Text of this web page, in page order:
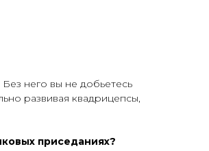
него вы не добьетесь
развивая квадрицепсы,
приседаниях?